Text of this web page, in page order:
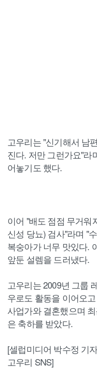
고우리는 "신기해서 남
진다. 저만 그런가요"라
어놓기도 했다.
이어 "배도 점점 무거워
신성 당뇨) 검사"라며 "
복숭아가 너무 맛있다.
앞둔 설렘을 드러냈다.
고우리는 2009년 그룹
우로도 활동을 이어오
사업가와 결혼했으며
은 축하를 받았다.
[셀럽미디어 박수정 기
고우리 SNS]